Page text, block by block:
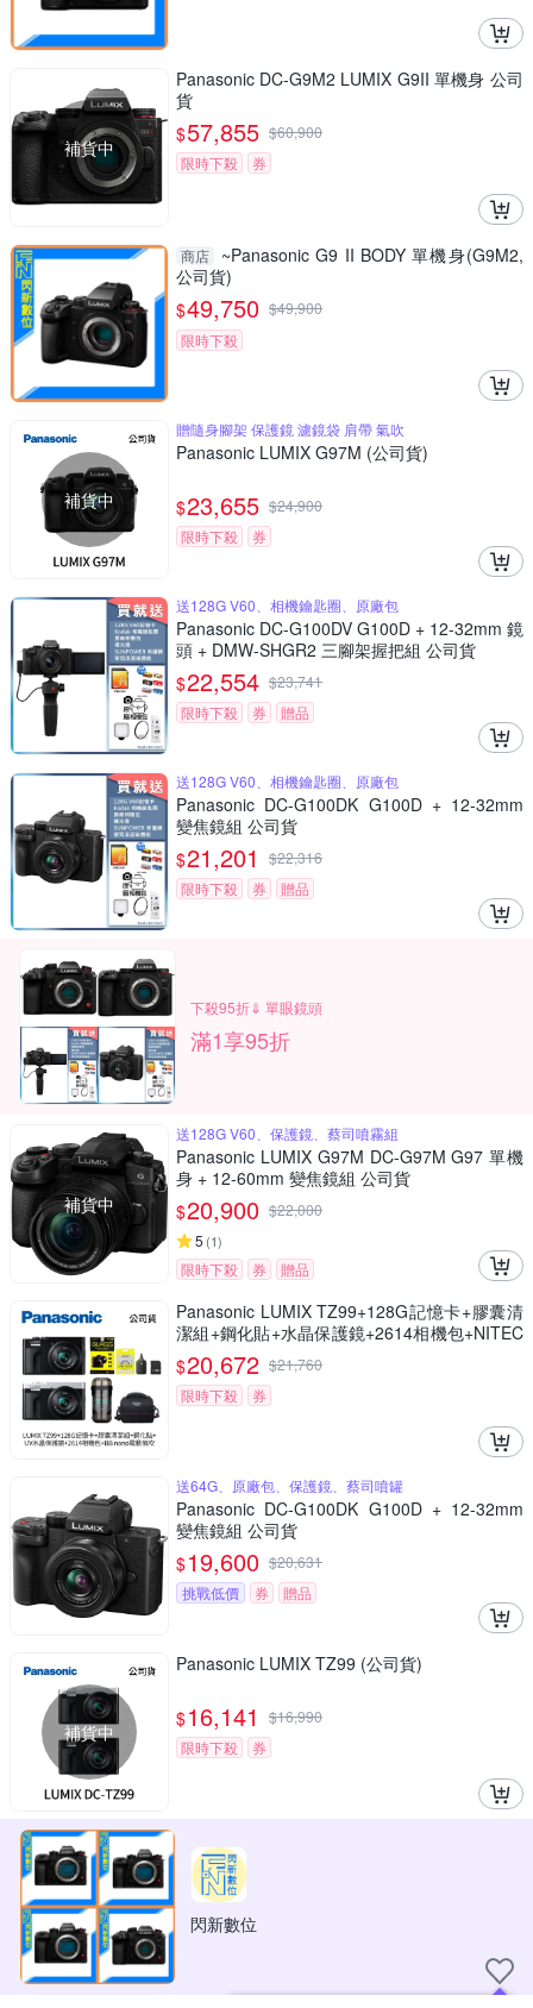
補貨中
Panasonic DC-G9M2 LUMIX G9II 單機身 公司
貨
$57,855 $60,900
限時下殺
券
商店
~Panasonic G9 II BODY 單機身(G9M2,
公司貨)
$49,750 $49,900
限時下殺
補貨中
贈隨身腳架 保護鏡 濾鏡袋 肩帶 氣吹
Panasonic LUMIX G97M (公司貨)
$23,655 $24,900
限時下殺
券
送128G V60、相機鑰匙圈、原廠包
Panasonic DC-G100DV G100D + 12-32mm 鏡
頭 + DMW-SHGR2 三腳架握把組 公司貨
$22,554 $23,741
限時下殺
券 贈品
送128G V60、相機鑰匙圈、原廠包
Panasonic DC-G100DK G100D + 12-32mm
變焦鏡組 公司貨
$21,201 $22,316
限時下殺
券 贈品
下殺95折⇓ 單眼鏡頭
滿1享95折
補貨中
送128G V60、保護鏡、蔡司噴霧組
Panasonic LUMIX G97M DC-G97M G97 單機
身 + 12-60mm 變焦鏡組 公司貨
$20,900 $22,000
5 (1)
限時下殺 券 贈品
Panasonic LUMIX TZ99+128G記憶卡+膠囊清
潔組+鋼化貼+水晶保護鏡+2614相機包+NITEC
ORE BB nano 迷你電動氣吹(公司貨)
$20,672 $21,760
限時下殺
券
送64G、原廠包、保護鏡、蔡司噴罐
Panasonic DC-G100DK G100D + 12-32mm
變焦鏡組 公司貨
$19,600 $20,631
挑戰低價
券 贈品
補貨中
Panasonic LUMIX TZ99 (公司貨)
$16,141 $16,990
限時下殺
券
閃新數位